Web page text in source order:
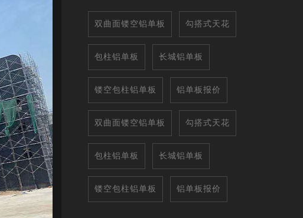
双曲面镂空铝单板 勾搭式天花
包柱铝单板 长城铝单板
镂空包柱铝单板 铝单板报价
双曲面镂空铝单板 勾搭式天花
包柱铝单板 长城铝单板
镂空包柱铝单板 铝单板报价